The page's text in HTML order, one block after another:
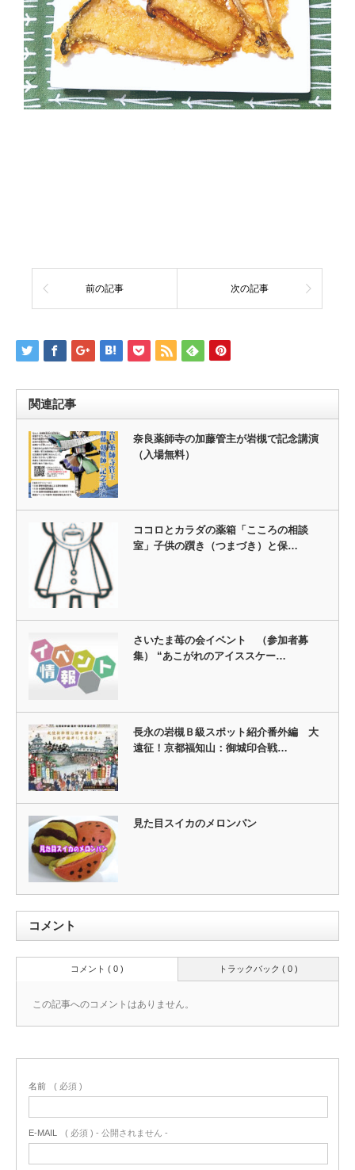
前の記事 次の記事
関連記事
奈良薬師寺の加藤管主が岩槻で記念講演
（入場無料）
ココロとカラダの薬箱「こころの相談
室」子供の躓き（つまづき）と保…
さいたま苺の会イベント （参加者募
集） “あこがれのアイススケー…
長永の岩槻Ｂ級スポット紹介番外編 大
遠征！京都福知山：御城印合戦…
見た目スイカのメロンパン
コメント
トラックバック ( 0 )
コメント ( 0 )
この記事へのコメントはありません。
名前 ( 必須 )
E-MAIL ( 必須 ) - 公開されません -